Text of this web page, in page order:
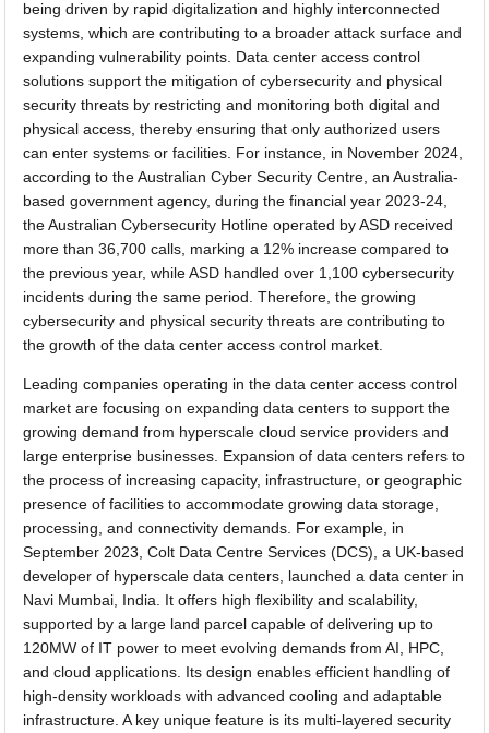
being driven by rapid digitalization and highly interconnected
systems, which are contributing to a broader attack surface and
expanding vulnerability points. Data center access control
solutions support the mitigation of cybersecurity and physical
security threats by restricting and monitoring both digital and
physical access, thereby ensuring that only authorized users
can enter systems or facilities. For instance, in November 2024,
according to the Australian Cyber Security Centre, an Australia-
based government agency, during the financial year 2023-24,
the Australian Cybersecurity Hotline operated by ASD received
more than 36,700 calls, marking a 12% increase compared to
the previous year, while ASD handled over 1,100 cybersecurity
incidents during the same period. Therefore, the growing
cybersecurity and physical security threats are contributing to
the growth of the data center access control market.
Leading companies operating in the data center access control
market are focusing on expanding data centers to support the
growing demand from hyperscale cloud service providers and
large enterprise businesses. Expansion of data centers refers to
the process of increasing capacity, infrastructure, or geographic
presence of facilities to accommodate growing data storage,
processing, and connectivity demands. For example, in
September 2023, Colt Data Centre Services (DCS), a UK-based
developer of hyperscale data centers, launched a data center in
Navi Mumbai, India. It offers high flexibility and scalability,
supported by a large land parcel capable of delivering up to
120MW of IT power to meet evolving demands from AI, HPC,
and cloud applications. Its design enables efficient handling of
high-density workloads with advanced cooling and adaptable
infrastructure. A key unique feature is its multi-layered security